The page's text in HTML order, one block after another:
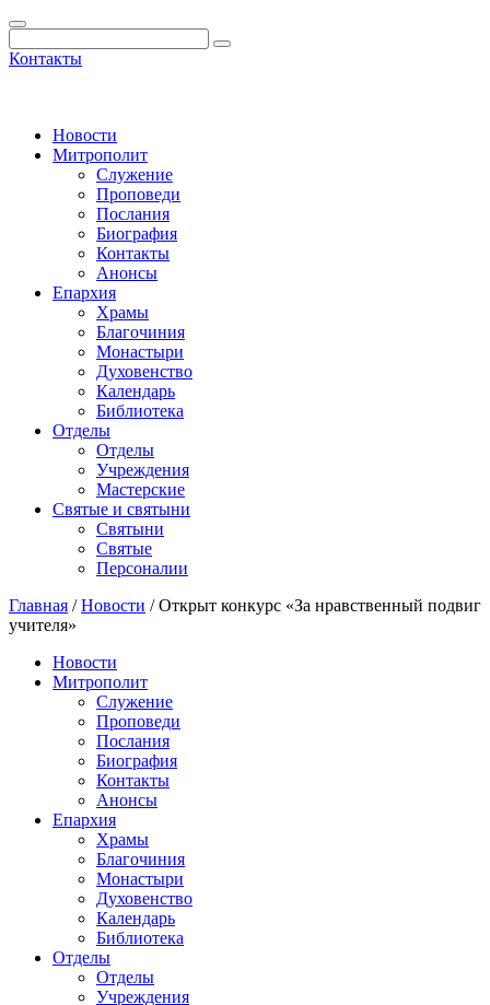
Контакты
Новости
Митрополит
Служение
Проповеди
Послания
Биография
Контакты
Анонсы
Епархия
Храмы
Благочиния
Монастыри
Духовенство
Календарь
Библиотека
Отделы
Отделы
Учреждения
Мастерские
Святые и святыни
Cвятыни
Cвятые
Персоналии
Главная /Новости /Открыт конкурс «За нравственный подвиг
учителя»
Новости
Митрополит
Служение
Проповеди
Послания
Биография
Контакты
Анонсы
Епархия
Храмы
Благочиния
Монастыри
Духовенство
Календарь
Библиотека
Отделы
Отделы
Учреждения